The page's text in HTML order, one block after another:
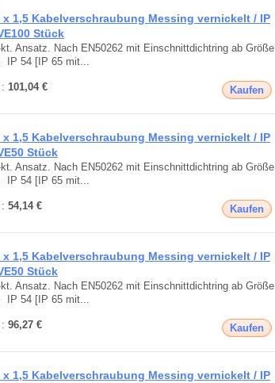
x 1,5 Kabelverschraubung Messing vernickelt / IP
Stück
Ansatz. Nach EN50262 mit Einschnittdichtring ab Größe
IP 54 [IP 65 mit...
Kaufen
101,04 €
x 1,5 Kabelverschraubung Messing vernickelt / IP
Stück
Ansatz. Nach EN50262 mit Einschnittdichtring ab Größe
IP 54 [IP 65 mit...
Kaufen
54,14 €
x 1,5 Kabelverschraubung Messing vernickelt / IP
Stück
Ansatz. Nach EN50262 mit Einschnittdichtring ab Größe
IP 54 [IP 65 mit...
Kaufen
96,27 €
x 1,5 Kabelverschraubung Messing vernickelt / IP